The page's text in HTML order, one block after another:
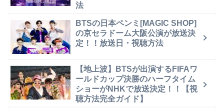
法
BTSの日本ペンミ[MAGIC SHOP]
の京セラドーム大阪公演が放送決
定！！放送日・視聴方法
【地上波】BTSが出演するFIFAワ
ールドカップ決勝のハーフタイム
ショーがNHKで放送決定！！【視
聴方法完全ガイド】